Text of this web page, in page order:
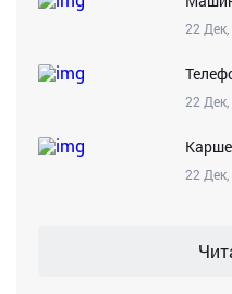
22 Дек,
22 Дек,
22 Дек,